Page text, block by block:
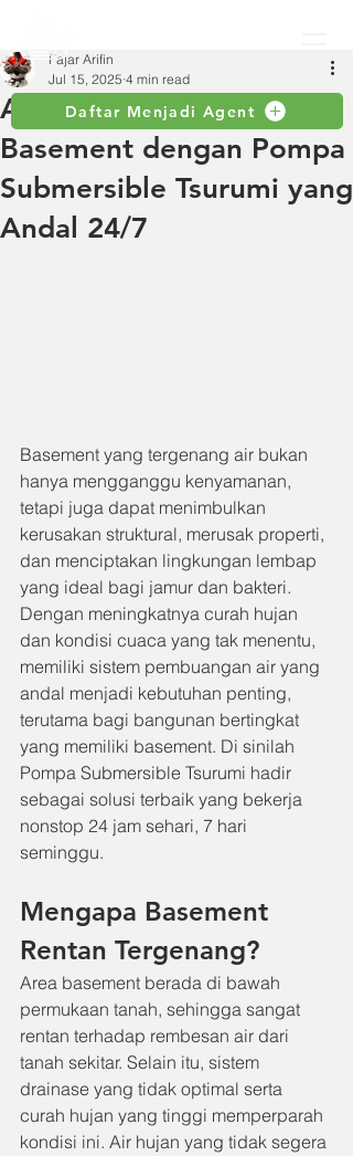
Daftar Menjadi Agent
Atasi Genangan di
Basement dengan Pompa
Submersible Tsurumi yang
Andal 24/7
Fajar Arifin
Jul 15, 2025 4 min read
Basement yang tergenang air bukan
hanya mengganggu kenyamanan,
tetapi juga dapat menimbulkan
kerusakan struktural, merusak properti,
dan menciptakan lingkungan lembap
yang ideal bagi jamur dan bakteri.
Dengan meningkatnya curah hujan
dan kondisi cuaca yang tak menentu,
memiliki sistem pembuangan air yang
andal menjadi kebutuhan penting,
terutama bagi bangunan bertingkat
yang memiliki basement. Di sinilah
Pompa Submersible Tsurumi hadir
sebagai solusi terbaik yang bekerja
nonstop 24 jam sehari, 7 hari
seminggu.
Mengapa Basement
Rentan Tergenang?
Area basement berada di bawah
permukaan tanah, sehingga sangat
rentan terhadap rembesan air dari
tanah sekitar. Selain itu, sistem
drainase yang tidak optimal serta
curah hujan yang tinggi memperparah
kondisi ini. Air hujan yang tidak segera